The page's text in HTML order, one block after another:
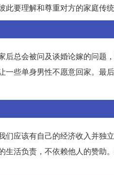
要理解和尊重对方的家庭传统
总会被问及谈婚论嫁的问题
些单身男性不愿意回家。最
应该有自己的经济收入并独
活负责，不依赖他人的赞助